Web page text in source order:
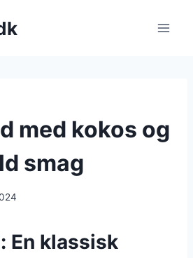
med kokos og
smag
En klassisk